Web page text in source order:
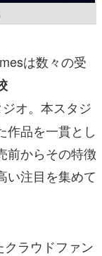
は数々の受
オ。本スタジ
作品を一貫とし
前からその特徴
い注目を集めて
ラウドファン